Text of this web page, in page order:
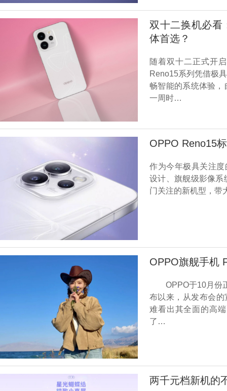
双十二换机必看
体首选？
随着双十二正式开
Reno15系列凭借极
畅智能的系统体验，
一周时…
OPPO Reno15
作为今年极具关注
设计、旗舰级影像系
门关注的新机型，带
OPPO旗舰手机
OPPO于10月份正
布以来，从发布会的
难看出其全面的高
了…
两千元档新机的